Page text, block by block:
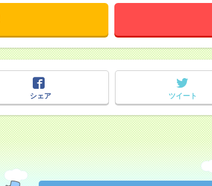
シェア
ツイート